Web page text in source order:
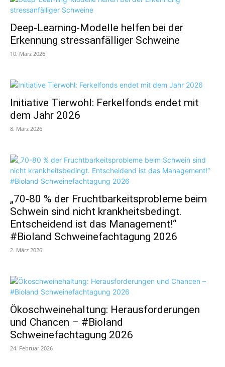
Deep-Learning-Modelle helfen bei der
Erkennung stressanfälliger Schweine
10. März 2026
Initiative Tierwohl: Ferkelfonds endet mit
dem Jahr 2026
8. März 2026
„70-80 % der Fruchtbarkeitsprobleme beim
Schwein sind nicht krankheitsbedingt.
Entscheidend ist das Management!“
#Bioland Schweinefachtagung 2026
2. März 2026
Ökoschweinehaltung: Herausforderungen
und Chancen – #Bioland
Schweinefachtagung 2026
24. Februar 2026